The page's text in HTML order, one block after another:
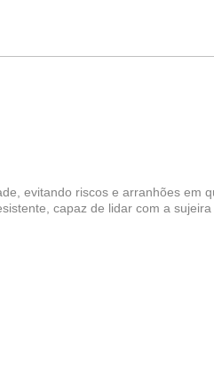
evitando riscos e arranhões em
capaz de lidar com a